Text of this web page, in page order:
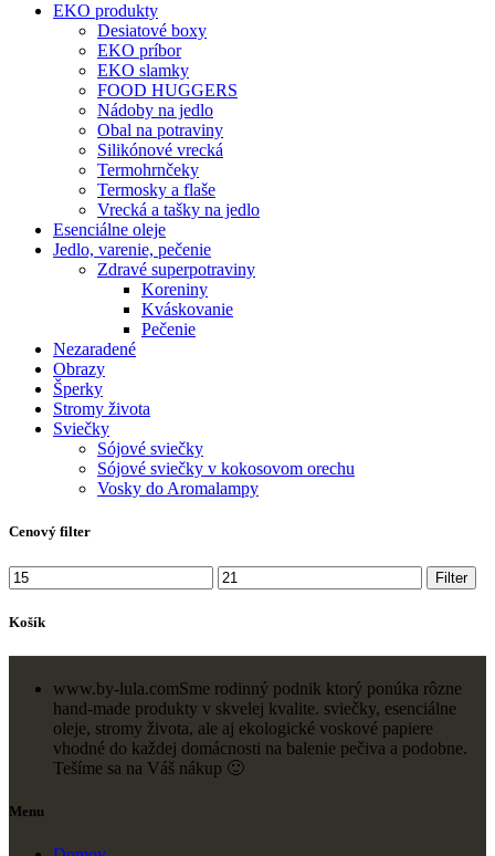
EKO produkty
Desiatové boxy
EKO príbor
EKO slamky
FOOD HUGGERS
Nádoby na jedlo
Obal na potraviny
Silikónové vrecká
Termohrnčeky
Termosky a flaše
Vrecká a tašky na jedlo
Esenciálne oleje
Jedlo, varenie, pečenie
Zdravé superpotraviny
Koreniny
Kváskovanie
Pečenie
Nezaradené
Obrazy
Šperky
Stromy života
Sviečky
Sójové sviečky
Sójové sviečky v kokosovom orechu
Vosky do Aromalampy
Cenový filter
Minimálna
cena
Maximálna
cena
Filter
Košík
www.by-lula.comSme rodinný podnik ktorý ponúka rôzne
hand-made produkty v skvelej kvalite. sviečky, esenciálne
oleje, stromy života, ale aj ekologické voskové papiere
vhodné do každej domácnosti na balenie pečiva a podobne.
Tešíme sa na Váš nákup 🙂
Menu